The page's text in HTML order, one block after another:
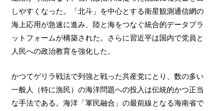
しやすくなった。「北斗」を中心とする衛星観測通信網の
海上応用が急速に進み、陸と海をつなぐ統合的データプラ
ットフォームが構築された。さらに習近平は国内で党員と
人民への政治教育を強化した。
かつてゲリラ戦法で列強と戦った共産党にとり、数の多い
一般人（特に漁民）の海洋問題への投入は伝統的かつ正当
な手法である。海洋「軍民融合」の最前線となる海南省で